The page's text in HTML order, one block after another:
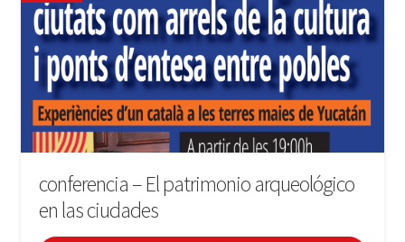
conferencia – El patrimonio arqueológico
en las ciudades